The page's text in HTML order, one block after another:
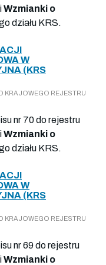
Wzmianki o
działu KRS.
W
(KRS
KRAJOWEGO REJESTRU
nr 70 do rejestru
Wzmianki o
działu KRS.
W
(KRS
KRAJOWEGO REJESTRU
nr 69 do rejestru
Wzmianki o